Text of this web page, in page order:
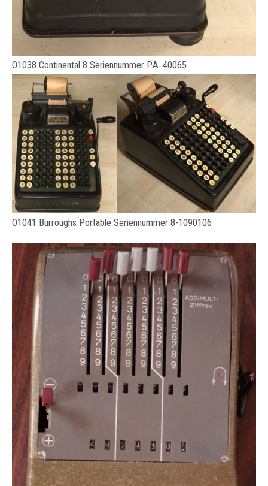
O1038 Continental 8 Seriennummer P.A. 40065
O1041 Burroughs Portable Seriennummer 8-1090106